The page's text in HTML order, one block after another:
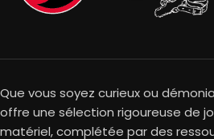
Que vous soyez curieux ou
offre une sélection rigoureuse de
matériel, complétée par des